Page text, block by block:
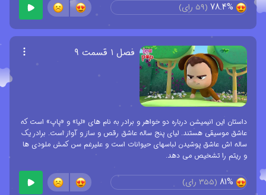
78.4%
(
59 رای)
فصل ۱ قسمت ۹
داستان این انیمیشن درباره دو خواهر و برادر به نام های «لیا» و «پاپ» است که
عاشق موسیقی هستند. لیای پنج ساله عاشق رقص و ساز و آواز است. برادر یک
ساله اش عاشق پوشیدن لباسهای حیوانات است و علیرغم سن کمش ملودی ها
و ریتم را تشخیص می دهد.
81%
(
355 رای)